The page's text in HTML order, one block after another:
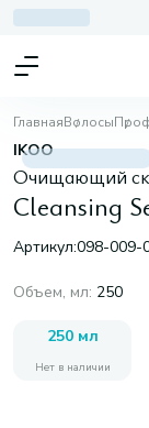
ГлавнаяВолосы
IKOO
Очищающий
Cleansing
Артикул:098-009-
Объем, мл: 250
250 мл
Нет в наличии